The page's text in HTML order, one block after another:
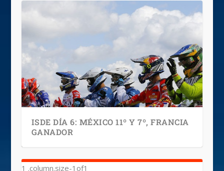
ISDE DÍA 6: MÉXICO 11º Y 7º, FRANCIA
GANADOR